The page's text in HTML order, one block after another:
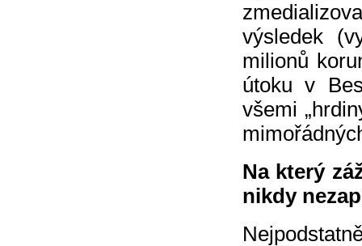
výsledek
milionů
útoku v
všemi
Na který
nikdy